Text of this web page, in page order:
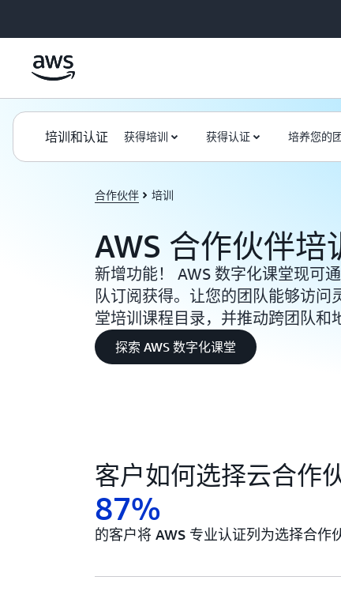
培训和认证 获得培训 获得认证 培养您的
合作伙伴 培训
AWS 合作伙伴培
新增功能！ AWS 数字化课堂现可
队订阅获得。让您的团队能够访问
堂培训课程目录，并推动跨团队和
探索 AWS 数字化课堂
客户如何选择云合作
87%
的客户将 AWS 专业认证列为选择合作